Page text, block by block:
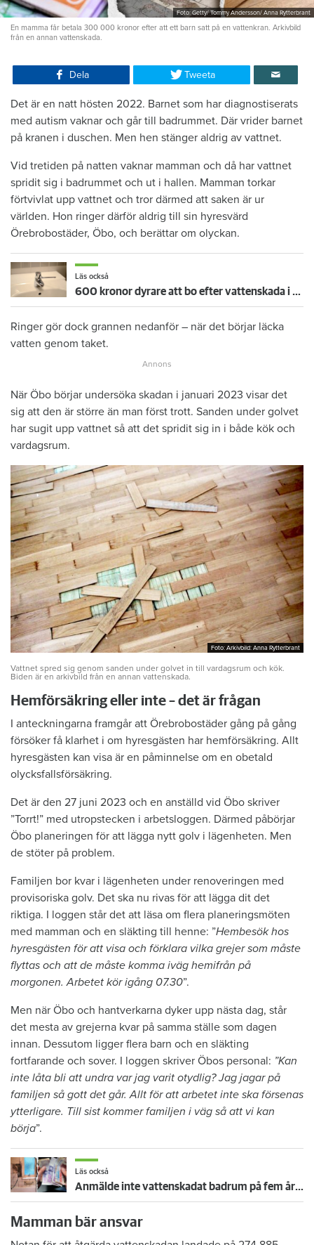
Foto: Getty/ Tommy Andersson/ Anna Rytterbrant
En mamma får betala 300 000 kronor efter att ett barn satt på en vattenkran. Arkivbild
från en annan vattenskada.
Dela Tweeta
Det är en natt hösten 2022. Barnet som har diagnostiserats
med autism vaknar och går till badrummet. Där vrider barnet
på kranen i duschen. Men hen stänger aldrig av vattnet.
Vid tretiden på natten vaknar mamman och då har vattnet
spridit sig i badrummet och ut i hallen. Mamman torkar
förtvivlat upp vattnet och tror därmed att saken är ur
världen. Hon ringer därför aldrig till sin hyresvärd
Örebrobostäder, Öbo, och berättar om olyckan.
Läs också
600 kronor dyrare att bo efter vattenskada i Varberg
Ringer gör dock grannen nedanför – när det börjar läcka
vatten genom taket.
När Öbo börjar undersöka skadan i januari 2023 visar det
sig att den är större än man först trott. Sanden under golvet
har sugit upp vattnet så att det spridit sig in i både kök och
vardagsrum.
Foto: Arkivbild: Anna Rytterbrant
Foto: Arkivbild: Anna Rytterbrant
Vattnet spred sig genom sanden under golvet in till vardagsrum och kök.
Biden är en arkivbild från en annan vattenskada.
Hemförsäkring eller inte – det är frågan
I anteckningarna framgår att Örebrobostäder gång på gång
försöker få klarhet i om hyresgästen har hemförsäkring. Allt
hyresgästen kan visa är en påminnelse om en obetald
olycksfallsförsäkring.
Det är den 27 juni 2023 och en anställd vid Öbo skriver
”Torrt!” med utropstecken i arbetsloggen. Därmed påbörjar
Öbo planeringen för att lägga nytt golv i lägenheten. Men
de stöter på problem.
Familjen bor kvar i lägenheten under renoveringen med
provisoriska golv. Det ska nu rivas för att lägga dit det
riktiga. I loggen står det att läsa om flera planeringsmöten
med mamman och en släkting till henne: ”Hembesök hos
hyresgästen för att visa och förklara vilka grejer som måste
flyttas och att de måste komma iväg hemifrån på
morgonen. Arbetet kör igång 07.30”.
Men när Öbo och hantverkarna dyker upp nästa dag, står
det mesta av grejerna kvar på samma ställe som dagen
innan. Dessutom ligger flera barn och en släkting
fortfarande och sover. I loggen skriver Öbos personal: ”Kan
inte låta bli att undra var jag varit otydlig? Jag jagar på
familjen så gott det går. Allt för att arbetet inte ska försenas
ytterligare. Till sist kommer familjen i väg så att vi kan
börja”.
Läs också
Anmälde inte vattenskadat badrum på fem år – krävs på 125 000 kronor
Mamman bär ansvar